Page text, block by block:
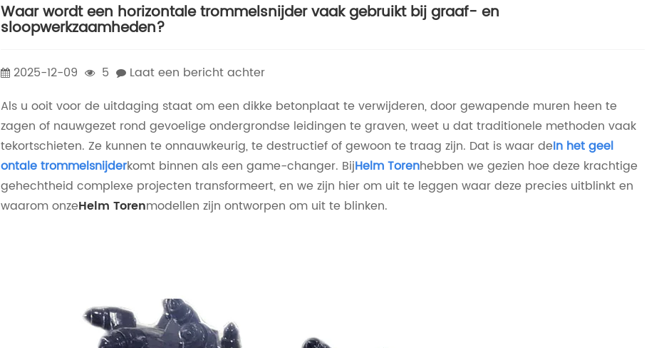
Waar wordt een horizontale trommelsnijder vaak gebruikt bij graaf- en
sloopwerkzaamheden?
2025-12-09 5
Laat een bericht achter
Als u ooit voor de uitdaging staat om een ​​dikke betonplaat te verwijderen, door gewapende muren heen te
zagen of nauwgezet rond gevoelige ondergrondse leidingen te graven, weet u dat traditionele methoden vaak
tekortschieten. Ze kunnen te onnauwkeurig, te destructief of gewoon te traag zijn. Dat is waar deIn het geel
ontale trommelsnijderkomt binnen als een game-changer. BijHelm Torenhebben we gezien hoe deze krachtige
gehechtheid complexe projecten transformeert, en we zijn hier om uit te leggen waar deze precies uitblinkt en
waarom onzeHelm Torenmodellen zijn ontworpen om uit te blinken.